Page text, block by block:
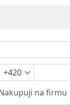
+420
na firmu